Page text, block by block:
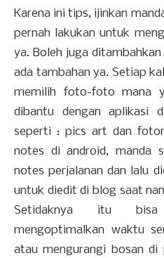
Karena ini tips, ijinkan
pernah lakukan untuk
ya. Boleh juga
ada tambahan ya. Setiap
memilih foto-foto mana
dibantu dengan aplikasi
seperti : pics art dan
notes di android, manda
notes perjalanan dan lalu
untuk diedit di blog saat
Setidaknya itu bisa
mengoptimalkan waktu
atau mengurangi bosan di